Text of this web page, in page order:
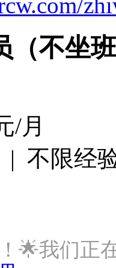
（不坐
/月
不限经
🌟我们正